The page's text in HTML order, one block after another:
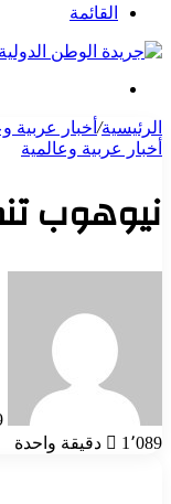
القائمة
الرئيسية/ أخبار عربية
أخبار عربية وعالمية
نيوهوب
1٬089
دقيقة واحدة